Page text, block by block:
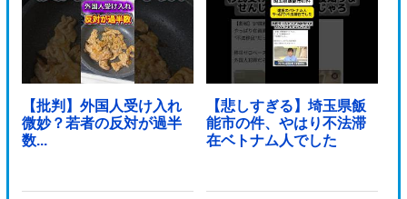
【批判】外国人受け入れ
微妙？若者の反対が過半
数...
【悲しすぎる】埼玉県飯
能市の件、やはり不法滞
在ベトナム人でした